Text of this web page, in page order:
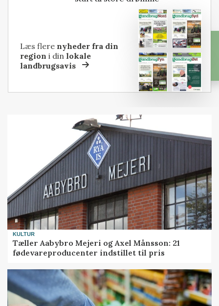
Læs flere nyheder fra din
region i dinlokale
landbrugsavis
KULTUR
Tæller Aabybro Mejeri og Axel Månsson: 21
fødevareproducenter indstillet til pris